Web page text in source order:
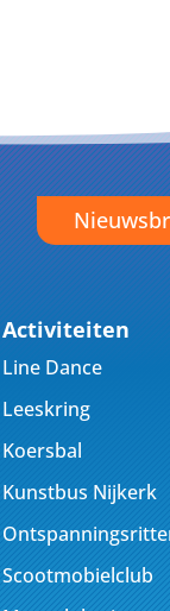
Activiteiten
Line Dance
Leeskring
Koersbal
Kunstbus Nijkerk
Scootmobielclub